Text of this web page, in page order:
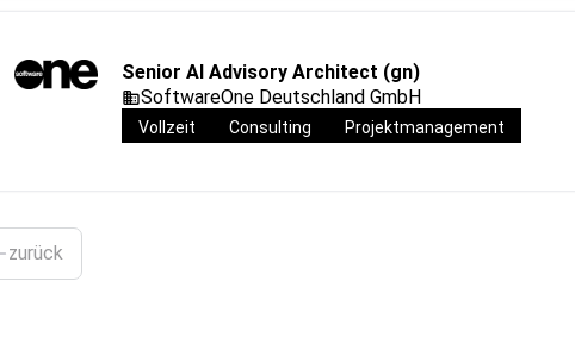
Senior AI Advisory Architect (gn)
SoftwareOne Deutschland GmbH
Vollzeit Consulting Projektmanagement
zurück